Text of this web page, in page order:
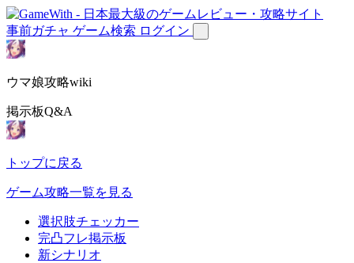
事前ガチャ ゲーム検索 ログイン
ウマ娘攻略wiki
掲示板Q&A
トップに戻る
ゲーム攻略一覧を見る
選択肢チェッカー
完凸フレ掲示板
新シナリオ